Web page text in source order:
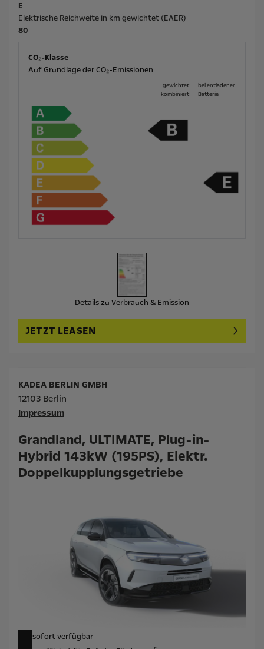
E
Elektrische Reichweite in km gewichtet (EAER)
80
CO₂-Klasse
Auf Grundlage der CO₂-Emissionen
gewichtet
kombiniert
bei ent­la­de­ner
Batterie
Details zu Verbrauch & Emission
JETZT LEASEN
Grandland, ULTIMATE, Plug-in-
Hybrid 143kW (195PS), Elektr.
Doppelkupplungsgetriebe
sofort verfügbar
KADEA BERLIN GMBH
12103 Berlin
Impressum